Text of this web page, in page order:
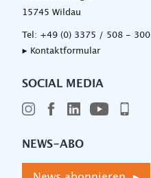
15745 Wildau
Tel: +49 (0) 3375 / 508 - 300
▸ Kontaktformular
SOCIAL MEDIA
NEWS-ABO